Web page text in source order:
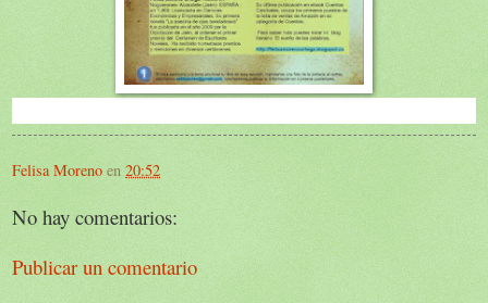
Felisa Moreno en 20:52
No hay comentarios:
Publicar un comentario